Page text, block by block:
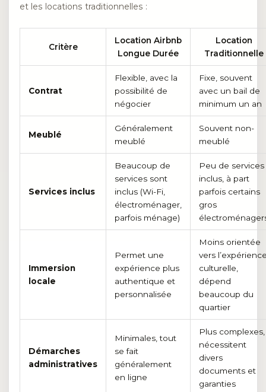
et les locations traditionnelles :
Critère
Location Airbnb
Longue Durée
Location
Traditionnelle
Contrat
Flexible, avec la
possibilité de
négocier
Fixe, souvent
avec un bail de
minimum un an
Meublé
Généralement
meublé
Souvent non-
meublé
Services inclus
Beaucoup de
services sont
inclus (Wi-Fi,
électroménager,
parfois ménage)
Peu de services
inclus, à part
parfois certains
gros
Immersion
locale
Permet une
expérience plus
authentique et
personnalisée
Moins orientée
vers
culturelle,
dépend
beaucoup du
quartier
Démarches
administratives
Minimales, tout
se fait
généralement
en ligne
Plus complexes,
nécessitent
divers
documents et
garanties